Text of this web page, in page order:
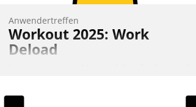
Anwendertreffen
Workout 2025: Work
Deload
Kunden- und Partnerkreis statt. Zentrale